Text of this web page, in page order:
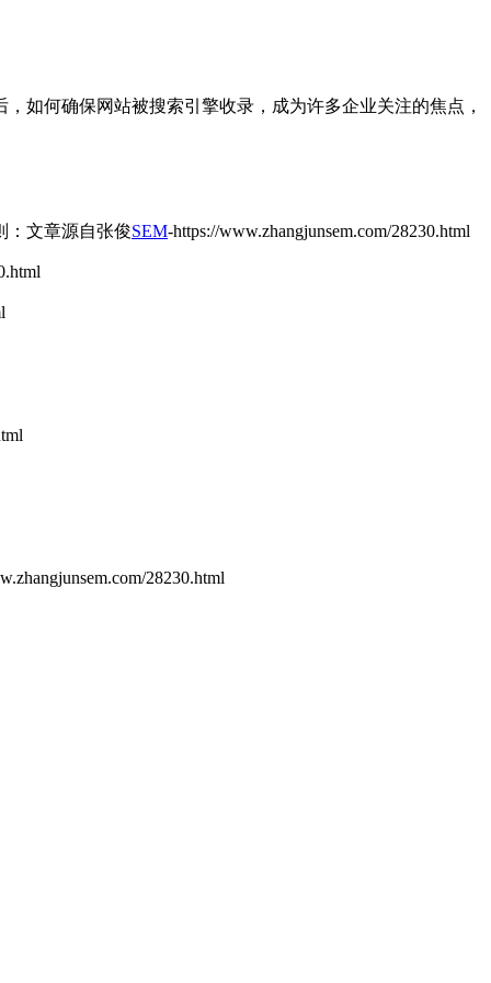
如何确保网站被搜索引擎收录，成为许多企业关注的焦点，
文章源自张俊SEM-https://www.zhangjunsem.com/28230.html
28230.html